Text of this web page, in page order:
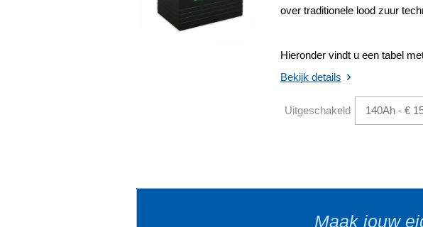
over traditionele lood zuur
Hieronder vindt u een tabel
Bekijk details
Uitgeschakeld
Maak jouw